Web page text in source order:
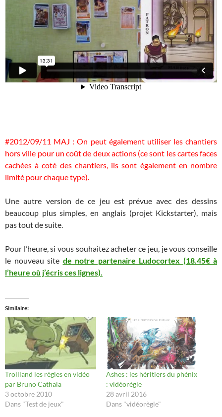
#2012/09/11 MAJ : On peut également utiliser les chantiers
hors ville pour un coût de deux actions (ce sont les cartes faces
cachées à coté des chantiers, ils sont également en nombre
limité pour chaque type).
Une autre version de ce jeu est prévue avec des dessins
beaucoup plus simples, en anglais (projet Kickstarter), mais
pas tout de suite.
Pour l’heure, si vous souhaitez acheter ce jeu, je vous conseille
le nouveau site de notre partenaire Ludocortex (18.45€ à
l’heure où j’écris ces lignes).
Similaire
Trollland les règles en vidéo
par Bruno Cathala
3 octobre 2010
Dans "Test de jeux"
Ashes : les héritiers du phénix
: vidéorègle
28 avril 2016
Dans "vidéorègle"